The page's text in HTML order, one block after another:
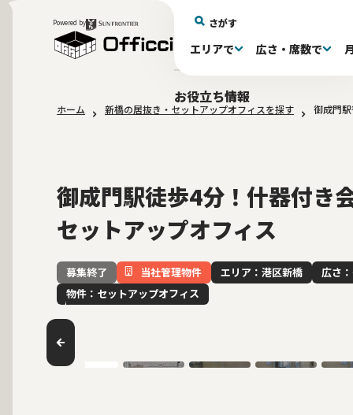
Powered by さがす
エリアで 広さ・席数で
港区(114)
30〜60坪(275)
セットアップオフィス(278)
30〜60坪(275)
61～100万(185)
テレカンブース付き(443)
居抜きオフィスについて
お役立ち情報
ホーム 新橋の居抜き・セットアップオフィスを探す 御成門
御成門駅徒歩4分！什器付き
セットアップオフィス
募集終了 当社管理物件 エリア：港区新橋
広さ
物件：セットアップオフィス